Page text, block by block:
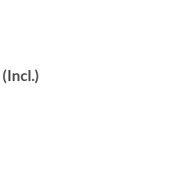
(Incl.)